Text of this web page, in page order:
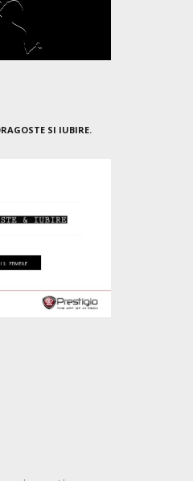
SI IUBIRE.